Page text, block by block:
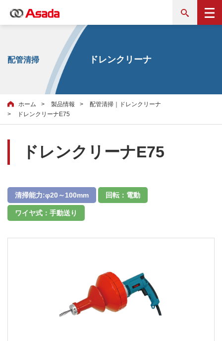
配管清掃 ドレンクリーナ
ホーム 製品情報
配管清掃｜ドレンクリーナ
ドレンクリーナE75
ドレンクリーナE75
清掃能力:φ20～100mm 回転：電動
ワイヤ式：手動送り